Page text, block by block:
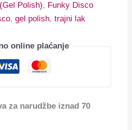
Polish), Funky Disco
,gel polish,trajni lak
online plaćanje
za narudžbe iznad 70